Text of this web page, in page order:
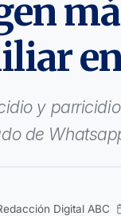
y
de
Digital ABC